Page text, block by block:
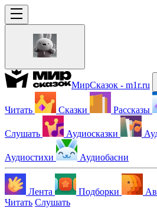
МирСказок - m1r.ru
Читать Сказки Рассказы
Слушать Аудиосказки
Аудиостихи Аудиобасни
Лента Подборки
Читать Слушать